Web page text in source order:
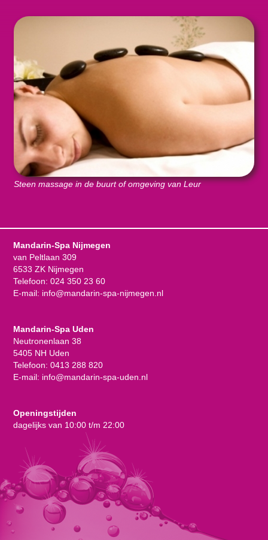
Steen massage in de buurt of omgeving van Leur
Mandarin-Spa Nijmegen
van Peltlaan 309
6533 ZK Nijmegen
Telefoon: 024 350 23 60
E-mail: info@mandarin-spa-nijmegen.nl
Mandarin-Spa Uden
Neutronenlaan 38
5405 NH Uden
Telefoon: 0413 288 820
E-mail: info@mandarin-spa-uden.nl
Openingstijden
dagelijks van 10:00 t/m 22:00